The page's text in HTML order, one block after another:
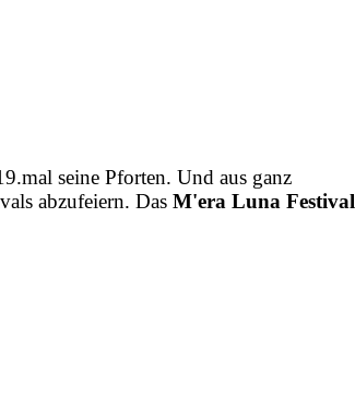
seine Pforten. Und aus ganz
abzufeiern. Das M'era Luna Festival